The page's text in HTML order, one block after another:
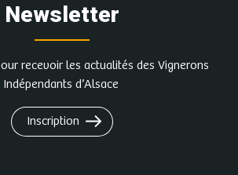
Newsletter
recevoir les actualités des Vignerons
Indépendants d’Alsace
Inscription